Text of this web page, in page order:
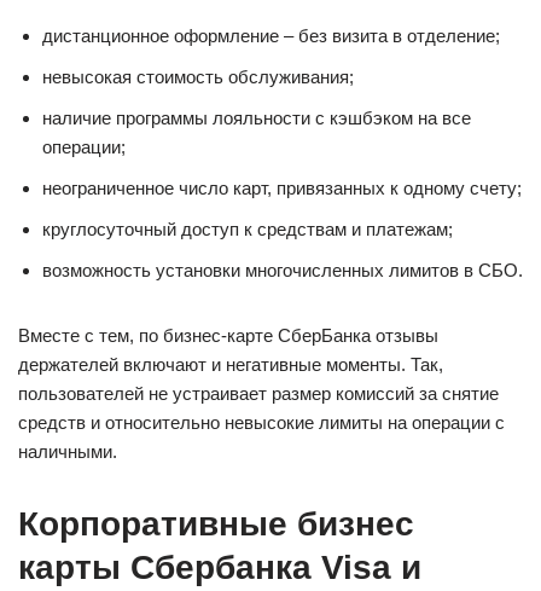
дистанционное оформление – без визита в отделение;
невысокая стоимость обслуживания;
наличие программы лояльности с кэшбэком на все
операции;
неограниченное число карт, привязанных к одному счету;
круглосуточный доступ к средствам и платежам;
возможность установки многочисленных лимитов в СБО.
Вместе с тем, по бизнес-карте СберБанка отзывы
держателей включают и негативные моменты. Так,
пользователей не устраивает размер комиссий за снятие
средств и относительно невысокие лимиты на операции с
наличными.
Корпоративные бизнес
карты Сбербанка Visa и